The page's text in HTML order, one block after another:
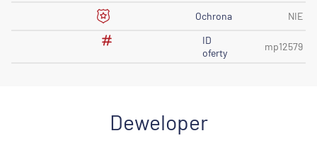
Ochrona
NIE
ID
oferty
mp12579
Deweloper